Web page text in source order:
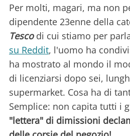
Per molti, magari, ma non
dipendente 23enne della
Tesco di cui stiamo per
su Reddit, l'uomo ha
ha mostrato al mondo il
di licenziarsi dopo sei,
supermarket. Cosa ha di
Semplice: non capita tutti i
"lettera" di dimissioni